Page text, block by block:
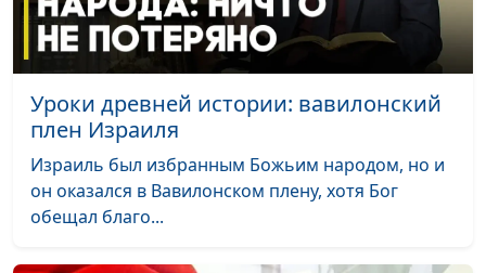
День Господень: желанный
или страшный?
Юлия Синицына,
Российского
гуманитарного
университета
Почему Иона пошел против
Бога?
Уроки древней истории: вавилонский
плен Израиля
Израиль был избранным Божьим народом, но и
он оказался в Вавилонском плену, хотя Бог
обещал благо...